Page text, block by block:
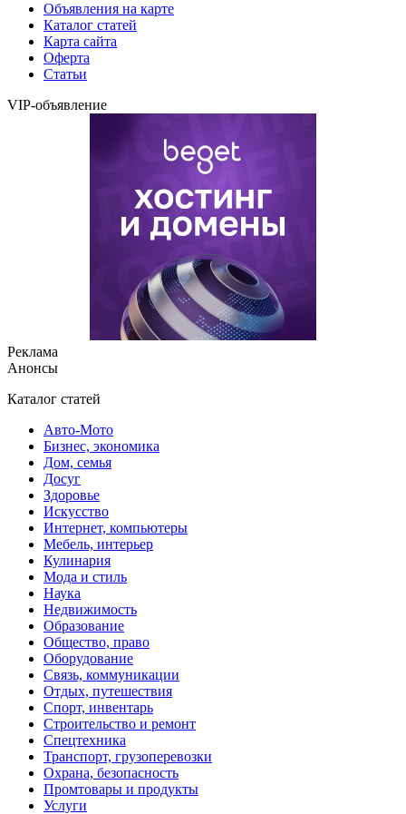
Объявления на карте
Каталог статей
Карта сайта
Оферта
Статьи
VIP-объявление
Реклама
Анонсы
Каталог статей
Авто-Мото
Бизнес, экономика
Дом, семья
Досуг
Здоровье
Искусство
Интернет, компьютеры
Мебель, интерьер
Кулинария
Мода и стиль
Наука
Недвижимость
Образование
Общество, право
Оборудование
Связь, коммуникации
Отдых, путешествия
Спорт, инвентарь
Строительство и ремонт
Спецтехника
Транспорт, грузоперевозки
Охрана, безопасность
Промтовары и продукты
Услуги